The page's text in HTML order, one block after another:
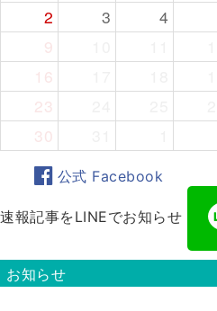
2
3 4
9
16
23
30
公式 Facebook
速報記事をLINEでお知らせ
お知らせ